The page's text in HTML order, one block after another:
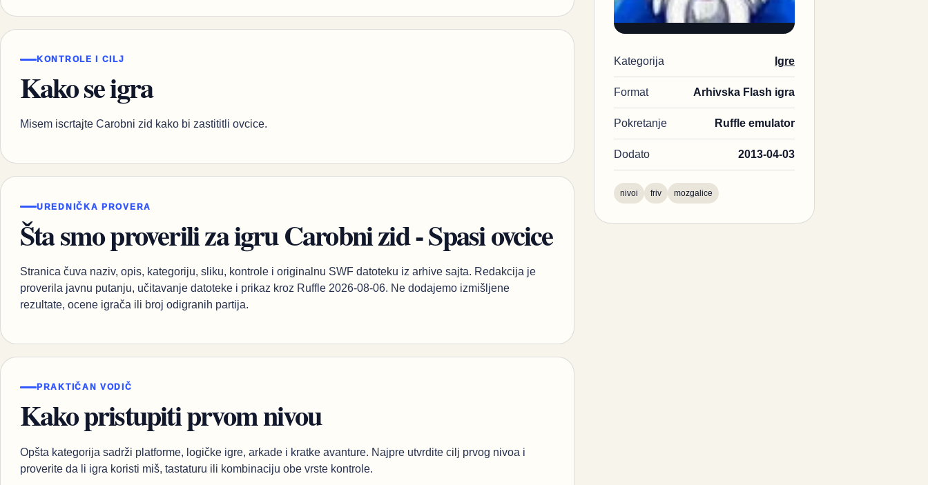
KONTROLE I CILJ
Kako se igra
Misem iscrtajte Carobni zid kako bi zastititli ovcice.
UREDNIČKA PROVERA
Šta smo proverili za igru Carobni zid - Spasi ovcice
Stranica čuva naziv, opis, kategoriju, sliku, kontrole i originalnu SWF datoteku iz arhive sajta. Redakcija je
proverila javnu putanju, učitavanje datoteke i prikaz kroz Ruffle 2026-08-06. Ne dodajemo izmišljene
rezultate, ocene igrača ili broj odigranih partija.
PRAKTIČAN VODIČ
Kako pristupiti prvom nivou
Opšta kategorija sadrži platforme, logičke igre, arkade i kratke avanture. Najpre utvrdite cilj prvog nivoa i
proverite da li igra koristi miš, tastaturu ili kombinaciju obe vrste kontrole.
Kategorija Igre
Format Arhivska Flash igra
Pokretanje Ruffle emulator
Dodato 2013-04-03
nivoi friv mozgalice